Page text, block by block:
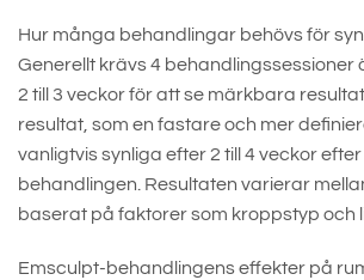
Hur många behandlingar behövs för
Generellt krävs 4 behandlingssessioner
2 till 3 veckor för att se märkbara
resultat, som en fastare och mer
vanligtvis synliga efter 2 till 4 veckor
behandlingen. Resultaten varierar
baserat på faktorer som kroppstyp och
Emsculpt-behandlingens effekter på